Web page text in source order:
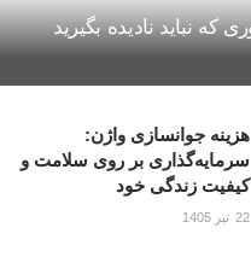
هزینه جوانسازی واژن:
سرمایه‌گذاری بر روی سلامت و
کیفیت زندگی خود
22 تیر 1405